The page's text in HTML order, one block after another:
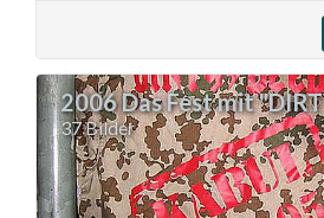
2006 Das Fest mit
37 Bilder